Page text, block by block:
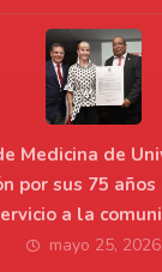
Medicina de
por sus 75
a la
mayo 25, 2026